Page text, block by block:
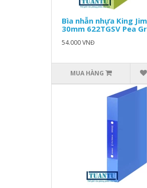
Bìa nhẫn nhựa King
30mm 622TGSV Pea
54.000 VNĐ
MUA HÀNG